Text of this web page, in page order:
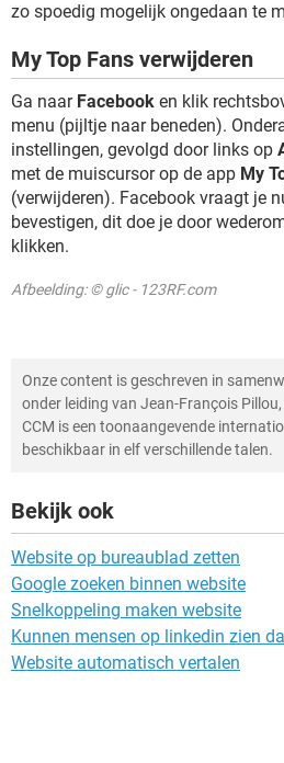
zo spoedig mogelijk ongedaan te
My Top Fans verwijderen
Ga naar Facebook en klik
menu (pijltje naar beneden).
instellingen, gevolgd door links op
met de muiscursor op de app My
(verwijderen). Facebook vraagt je
bevestigen, dit doe je door
klikken.
Afbeelding: © glic - 123RF.com
Onze content is geschreven in
onder leiding van Jean-François
CCM is een toonaangevende
beschikbaar in elf verschillende talen.
Bekijk ook
Website op bureaublad zetten
Google zoeken binnen website
Snelkoppeling maken website
Kunnen mensen op linkedin zien
Website automatisch vertalen